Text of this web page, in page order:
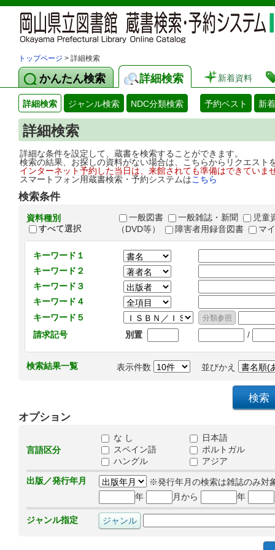
トップページ > 詳細検索
かんたん検索 詳細検索 新着資料
詳細検索 ジャンル検索 NDC分類検索 予約ベスト 新
詳細検索
詳細な条件を設定して、蔵書を検索することができます。
検索の結果、お探しの資料がない場合は、こちらからリクエス
インターネット予約した当日は、来館されても準備はできてい
スマートフォン用蔵書検索・予約システムはこちら
検索条件
資料種別
すべて選択
一般図書 一般雑誌・新聞
児童
（DVD等）
障害者用録音図書 マ
キーワード１
キーワード２
キーワード３
キーワード４
キーワード５
請求記号
別置 /
検索結果一覧 表示件数 並びかえ
オプション
言語区分
な し
日本語
スペイン語
ポルトガル
ハングル
アジア
出版／発行年月
※発行年月の検索は雑誌のみ対
年
月から 年
ジャンル指定